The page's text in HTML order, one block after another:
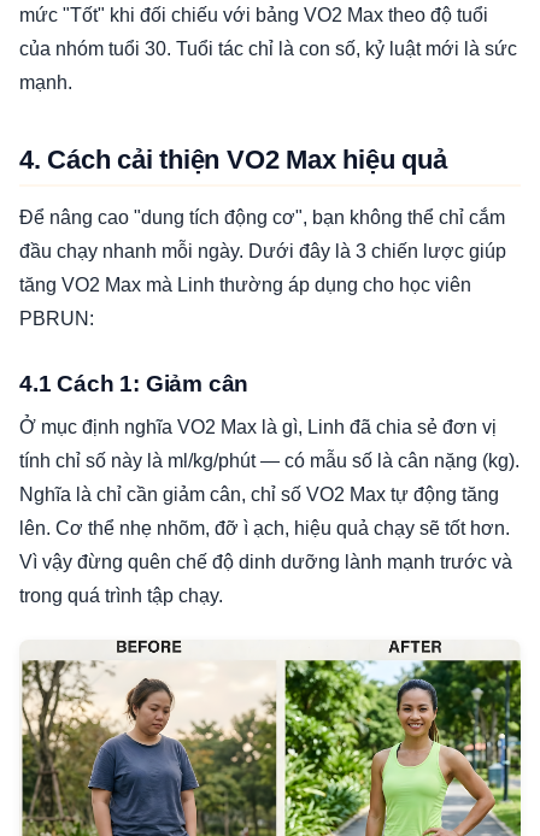
mức "Tốt" khi đối chiếu với bảng VO2 Max theo độ tuổi
của nhóm tuổi 30. Tuổi tác chỉ là con số, kỷ luật mới là sức
mạnh.
4. Cách cải thiện VO2 Max hiệu quả
Để nâng cao "dung tích động cơ", bạn không thể chỉ cắm
đầu chạy nhanh mỗi ngày. Dưới đây là 3 chiến lược giúp
tăng VO2 Max mà Linh thường áp dụng cho học viên
PBRUN:
4.1 Cách 1: Giảm cân
Ở mục định nghĩa VO2 Max là gì, Linh đã chia sẻ đơn vị
tính chỉ số này là ml/kg/phút — có mẫu số là cân nặng (kg).
Nghĩa là chỉ cần giảm cân, chỉ số VO2 Max tự động tăng
lên. Cơ thể nhẹ nhõm, đỡ ì ạch, hiệu quả chạy sẽ tốt hơn.
Vì vậy đừng quên chế độ dinh dưỡng lành mạnh trước và
trong quá trình tập chạy.